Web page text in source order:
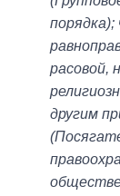
расовой,
другим